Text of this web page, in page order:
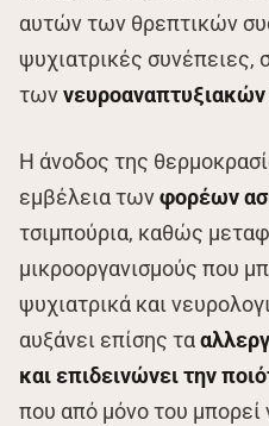
αυτών των θρεπτικών
ψυχιατρικές
των
Η άνοδος της
εμβέλεια τωνφορέων
τσιμπούρια, καθώς
μικροοργανισμούς που
ψυχιατρικά και
αυξάνει επίσης τα
και επιδεινώνει την
που από μόνο του μπορεί